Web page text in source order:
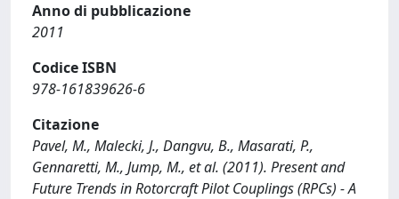
Anno di pubblicazione
2011
Codice ISBN
978-161839626-6
Citazione
Pavel, M., Malecki, J., Dangvu, B., Masarati, P.,
Gennaretti, M., Jump, M., et al. (2011). Present and
Future Trends in Rotorcraft Pilot Couplings (RPCs) - A